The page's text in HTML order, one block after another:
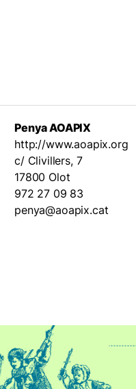
Penya AOAPIX
http://www.aoapix.org
c/ Clivillers, 7
17800 Olot
972 27 09 83
penya@aoapix.cat